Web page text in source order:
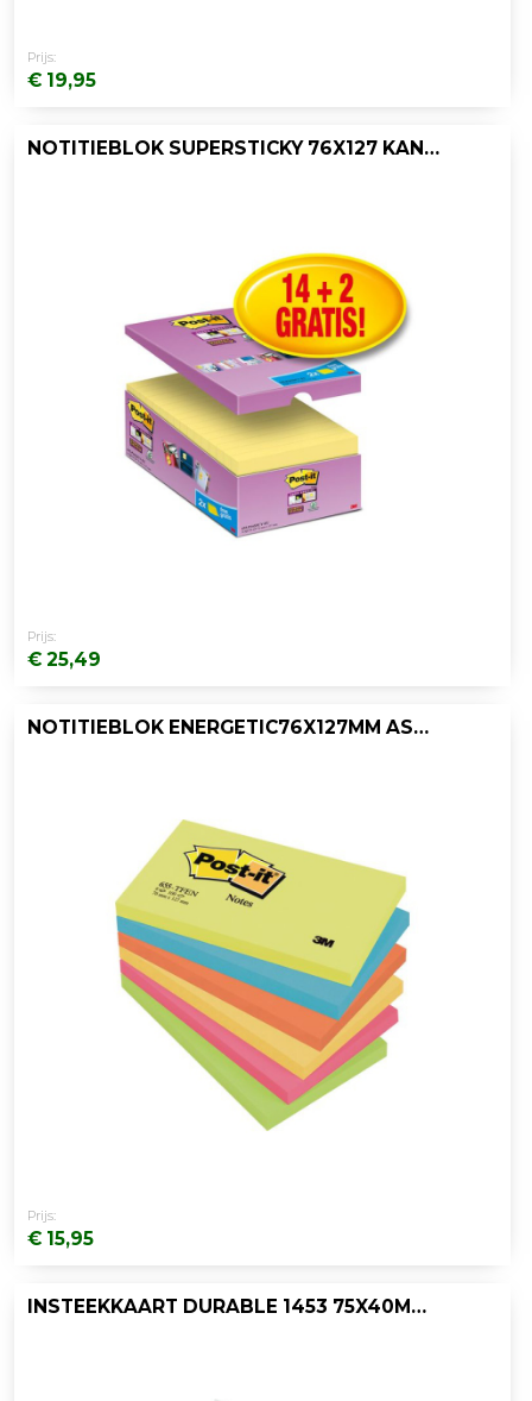
Prijs:
€ 19,95
NOTITIEBLOK SUPERSTICKY 76X127 KAN.GL/16
Prijs:
€ 25,49
NOTITIEBLOK ENERGETIC76X127MM ASS/P6X100
Prijs:
€ 15,95
INSTEEKKAART DURABLE 1453 75X40MM/PK240